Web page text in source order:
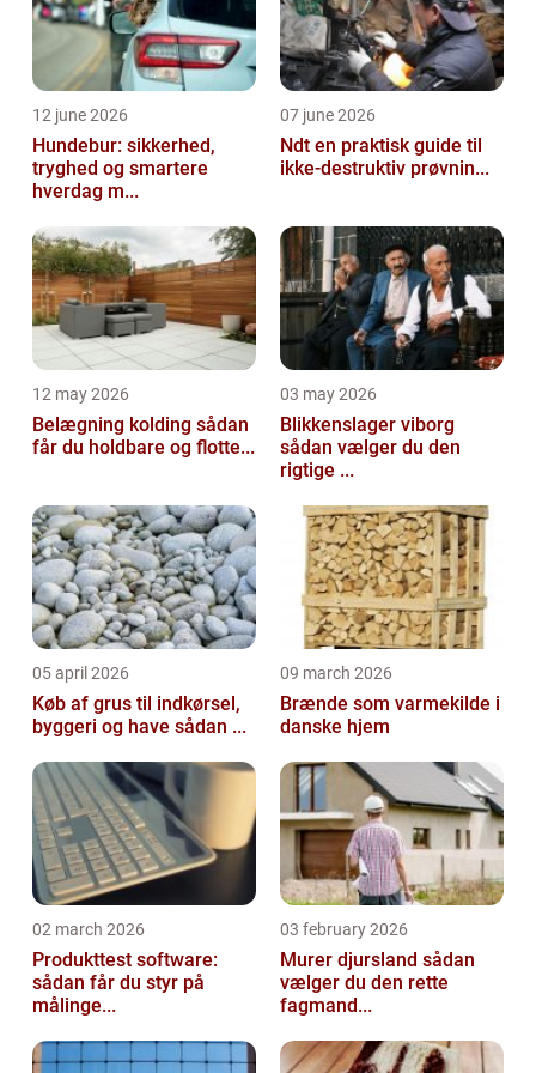
12 june 2026
Hundebur: sikkerhed,
tryghed og smartere
hverdag m...
07 june 2026
Ndt en praktisk guide til
ikke-destruktiv prøvnin...
12 may 2026
Belægning kolding sådan
får du holdbare og flotte...
03 may 2026
Blikkenslager viborg
sådan vælger du den
rigtige ...
05 april 2026
Køb af grus til indkørsel,
byggeri og have sådan ...
09 march 2026
Brænde som varmekilde i
danske hjem
02 march 2026
Produkttest software:
sådan får du styr på
målinge...
03 february 2026
Murer djursland sådan
vælger du den rette
fagmand...